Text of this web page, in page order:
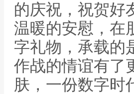
的庆祝，祝贺好
温暖的安慰，在
字礼物，承载的
作战的情谊有了
肤，一份数字时